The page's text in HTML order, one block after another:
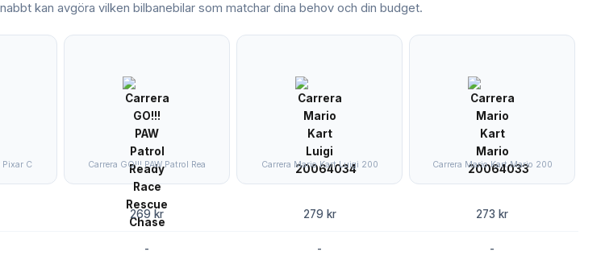
kan avgöra vilken bilbanebilar som matchar dina behov och din budget.
Pixar C Carrera GO!!! PAW Patrol Rea Carrera Mario Kart Luigi 200 Carrera Mario Kart Mario 200
269 kr 279 kr 273 kr
- - -